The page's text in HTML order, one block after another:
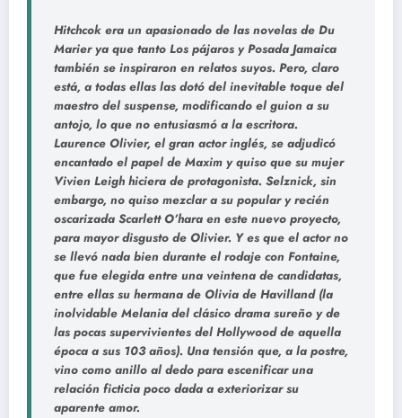
Hitchcok era un apasionado de las novelas de Du
Marier ya que tanto Los pájaros y Posada Jamaica
también se inspiraron en relatos suyos. Pero, claro
está, a todas ellas las dotó del inevitable toque del
maestro del suspense, modificando el guion a su
antojo, lo que no entusiasmó a la escritora.
Laurence Olivier, el gran actor inglés, se adjudicó
encantado el papel de Maxim y quiso que su mujer
Vivien Leigh hiciera de protagonista. Selznick, sin
embargo, no quiso mezclar a su popular y recién
oscarizada Scarlett O’hara en este nuevo proyecto,
para mayor disgusto de Olivier. Y es que el actor no
se llevó nada bien durante el rodaje con Fontaine,
que fue elegida entre una veintena de candidatas,
entre ellas su hermana de Olivia de Havilland (la
inolvidable Melania del clásico drama sureño y de
las pocas supervivientes del Hollywood de aquella
época a sus 103 años). Una tensión que, a la postre,
vino como anillo al dedo para escenificar una
relación ficticia poco dada a exteriorizar su
aparente amor.